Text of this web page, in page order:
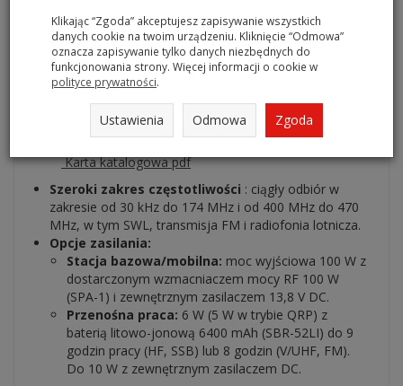
ciepła.
Karta katalogowa pdf
Szeroki zakres częstotliwości : ciągły odbiór w
zakresie od 30 kHz do 174 MHz i od 400 MHz do 470
MHz, w tym SWL, transmisja FM i radiofonia lotnicza.
Opcje zasilania:
Stacja bazowa/mobilna: moc wyjściowa 100 W z
dostarczonym wzmacniaczem mocy RF 100 W
(SPA-1) i zewnętrznym zasilaczem 13,8 V DC.
Przenośna praca: 6 W (5 W w trybie QRP) z
baterią litowo-jonową 6400 mAh (SBR-52LI) do 9
godzin pracy (HF, SSB) lub 8 godzin (V/UHF, FM).
Do 10 W z zewnętrznym zasilaczem DC.
Klikając “Zgoda” akceptujesz zapisywanie wszystkich
danych cookie na twoim urządzeniu. Kliknięcie “Odmowa”
oznacza zapisywanie tylko danych niezbędnych do
funkcjonowania strony. Więcej informacji o cookie w
polityce prywatności.
Ustawienia Odmowa Zgoda